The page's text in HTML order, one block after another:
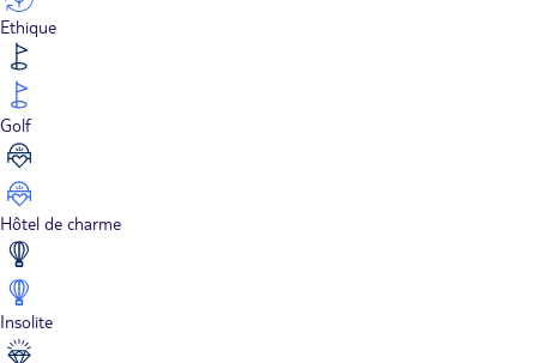
Ethique
Golf
Hôtel de charme
Insolite